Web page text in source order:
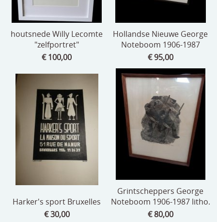
houtsnede Willy Lecomte
"zelfportret"
€ 100,00
Hollandse Nieuwe George
Noteboom 1906-1987
€ 95,00
Harker's sport Bruxelles
€ 30,00
Grintscheppers George
Noteboom 1906-1987 litho.
€ 80,00